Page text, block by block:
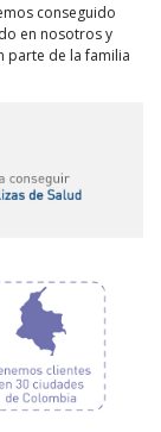
conseguido
en nosotros y
parte de la familia